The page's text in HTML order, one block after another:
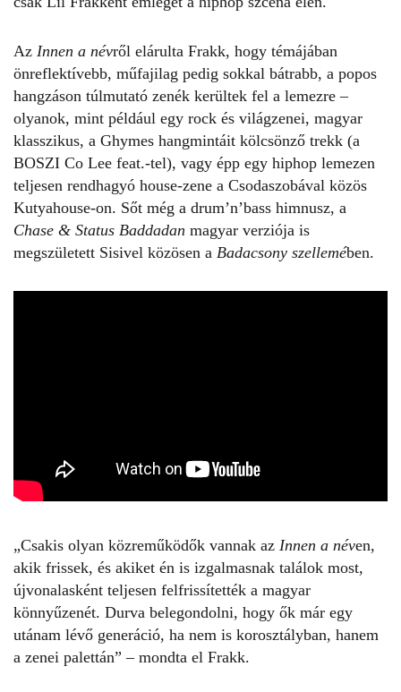
Az Innen a névről elárulta Frakk, hogy témájában
önreflektívebb, műfajilag pedig sokkal bátrabb, a popos
hangzáson túlmutató zenék kerültek fel a lemezre –
olyanok, mint például egy rock és világzenei, magyar
klasszikus, a Ghymes hangmintáit kölcsönző trekk (a
BOSZI Co Lee feat.-tel), vagy épp egy hiphop lemezen
teljesen rendhagyó house-zene a Csodaszobával közös
Kutyahouse-on. Sőt még a drum’n’bass himnusz, a
Chase & Status Baddadan magyar verziója is
megszületett Sisivel közösen a Badacsony szellemében.
„Csakis olyan közreműködők vannak az Innen a néven,
akik frissek, és akiket én is izgalmasnak találok most,
újvonalasként teljesen felfrissítették a magyar
könnyűzenét. Durva belegondolni, hogy ők már egy
utánam lévő generáció, ha nem is korosztályban, hanem
a zenei palettán” – mondta el Frakk.